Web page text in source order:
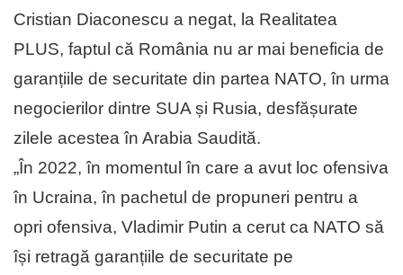
Cristian Diaconescu a negat, la Realitatea
PLUS, faptul că România nu ar mai beneficia de
garanțiile de securitate din partea NATO, în urma
negocierilor dintre SUA și Rusia, desfășurate
zilele acestea în Arabia Saudită.
„În 2022, în momentul în care a avut loc ofensiva
în Ucraina, în pachetul de propuneri pentru a
opri ofensiva, Vladimir Putin a cerut ca NATO să
își retragă garanțiile de securitate pe